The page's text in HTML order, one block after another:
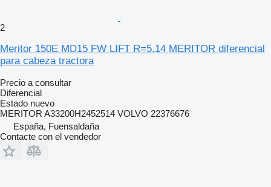
2
Meritor 150E MD15 FW LIFT R=5.14 MERITOR diferencial
para cabeza tractora
Precio a consultar
Diferencial
Estado nuevo
MERITOR A33200H2452514 VOLVO 22376676
España, Fuensaldaña
Contacte con el vendedor